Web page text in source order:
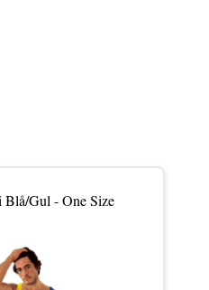
Gul - One Size